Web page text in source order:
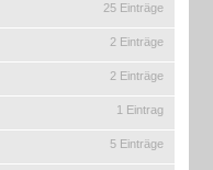
25 Einträge
2 Einträge
2 Einträge
1 Eintrag
5 Einträge